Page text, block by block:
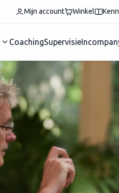
Mijn account Winkel
CoachingSupervisie